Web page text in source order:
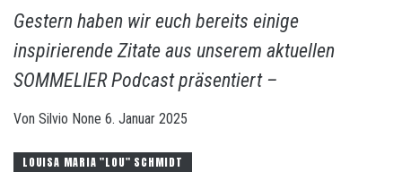
Gestern haben wir euch bereits einige
inspirierende Zitate aus unserem aktuellen
SOMMELIER Podcast präsentiert –
Von Silvio None 6. Januar 2025
LOUISA MARIA "LOU" SCHMIDT